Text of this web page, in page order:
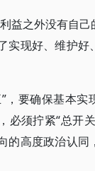
益之外没有自
实现好、维护好
，要确保基本实
必须拧紧“总开
的高度政治认同